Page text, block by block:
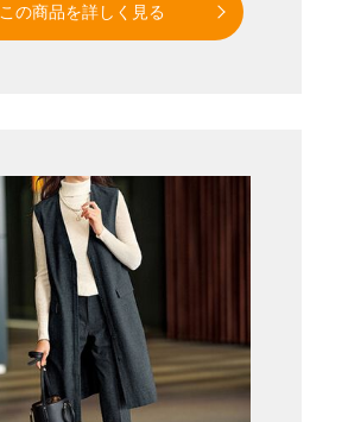
この商品を詳しく見る